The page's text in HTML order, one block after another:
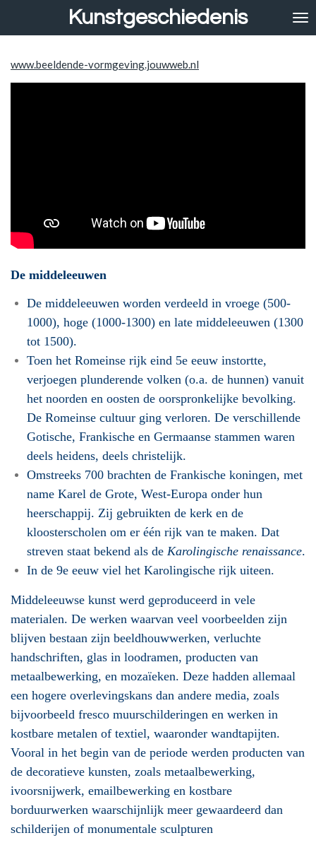
de
Kunstgeschiedenis
www.beeldende-vormgeving.jouwweb.nl
De middeleeuwen
De middeleeuwen worden verdeeld in vroege (500-
1000), hoge (1000-1300) en late middeleeuwen (1300
tot 1500).
Toen het Romeinse rijk eind 5e eeuw instortte,
verjoegen plunderende volken (o.a. de hunnen) vanuit
het noorden en oosten de oorspronkelijke bevolking.
De Romeinse cultuur ging verloren. De verschillende
Gotische, Frankische en Germaanse stammen waren
deels heidens, deels christelijk.
Omstreeks 700 brachten de Frankische koningen, met
name Karel de Grote, West-Europa onder hun
heerschappij. Zij gebruikten de kerk en de
kloosterscholen om er één rijk van te maken. Dat
streven staat bekend als de Karolingische renaissance.
In de 9e eeuw viel het Karolingische rijk uiteen.
Middeleeuwse kunst werd geproduceerd in vele
materialen. De werken waarvan veel voorbeelden zijn
blijven bestaan zijn beeldhouwwerken, verluchte
handschriften, glas in loodramen, producten van
metaalbewerking, en mozaïeken. Deze hadden allemaal
een hogere overlevingskans dan andere media, zoals
bijvoorbeeld fresco muurschilderingen en werken in
kostbare metalen of textiel, waaronder wandtapijten.
Vooral in het begin van de periode werden producten van
de decoratieve kunsten, zoals metaalbewerking,
ivoorsnijwerk, emailbewerking en kostbare
borduurwerken waarschijnlijk meer gewaardeerd dan
schilderijen of monumentale sculpturen